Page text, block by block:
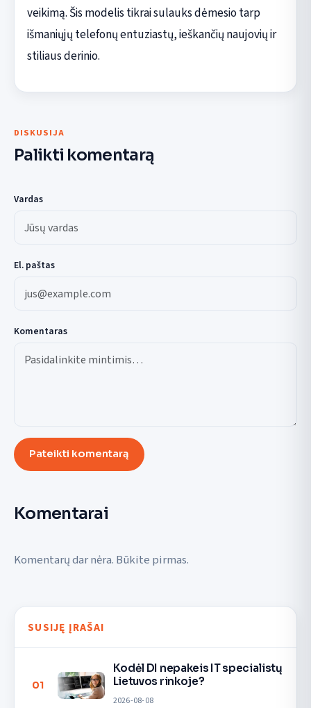
veikimą. Šis modelis tikrai sulauks dėmesio tarp
išmaniųjų telefonų entuziastų, ieškančių naujovių ir
stiliaus derinio.
DISKUSIJA
Palikti komentarą
Vardas
El. paštas
Komentaras
Pateikti komentarą
Komentarai
Komentarų dar nėra. Būkite pirmas.
SUSIJĘ ĮRAŠAI
01
Kodėl DI nepakeis IT specialistų
Lietuvos rinkoje?
2026-08-08